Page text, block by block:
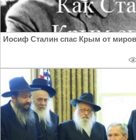
Иосиф Сталин спас Крым от